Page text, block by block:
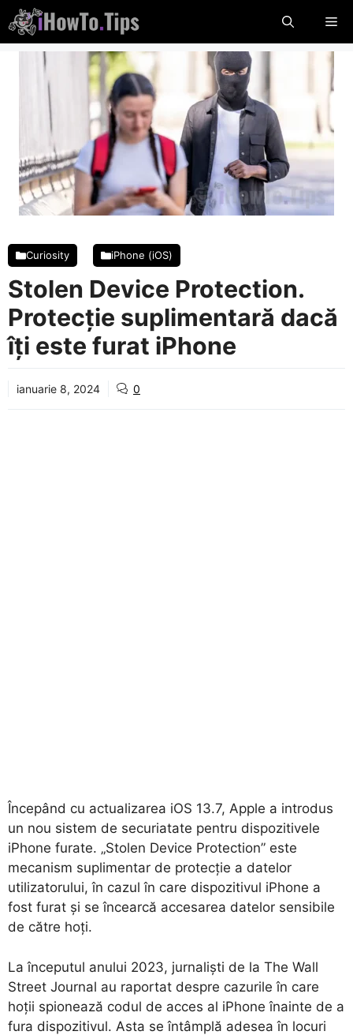
Sari
la
conținut
Curiosity iPhone (iOS)
Stolen Device Protection.
Protecție suplimentară dacă
îți este furat iPhone
ianuarie 8, 2024 0
Începând cu actualizarea iOS 13.7, Apple a introdus
un nou sistem de securiatate pentru dispozitivele
iPhone furate. „Stolen Device Protection” este
mecanism suplimentar de protecție a datelor
utilizatorului, în cazul în care dispozitivul iPhone a
fost furat și se încearcă accesarea datelor sensibile
de către hoți.
La începutul anului 2023, jurnaliști de la The Wall
Street Journal au raportat despre cazurile în care
hoții spionează codul de acces al iPhone înainte de a
fura dispozitivul. Asta se întâmplă adesea în locuri